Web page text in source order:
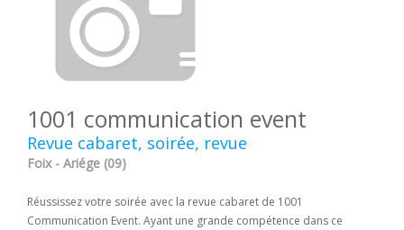
1001 communication event
Revue cabaret, soirée, revue
Foix - Ariége (09)
Réussissez votre soirée avec la revue cabaret de 1001
Communication Event. Ayant une grande compétence dans ce